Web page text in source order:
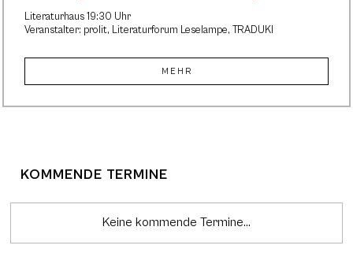
Literaturhaus 19:30 Uhr
Veranstalter: prolit, Literaturforum Leselampe, TRADUKI
MEHR
KOMMENDE TERMINE
Keine kommende Termine...